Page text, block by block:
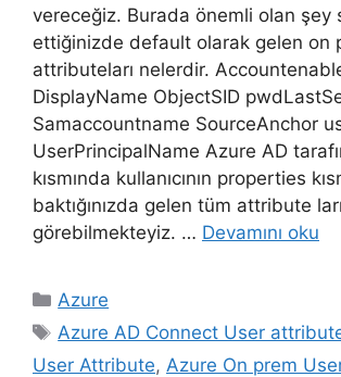
vereceğiz. Burada önemli olan şey
ettiğinizde default olarak gelen on
attributeları nelerdir.
DisplayName ObjectSID
Samaccountname SourceAnchor
UserPrincipalName Azure AD
kısmında kullanıcının properties
baktığınızda gelen tüm attribute ları
görebilmekteyiz. … Devamını oku
Kategoriler
Azure
Etiketler
Azure AD Connect User
User Attribute, Azure On prem